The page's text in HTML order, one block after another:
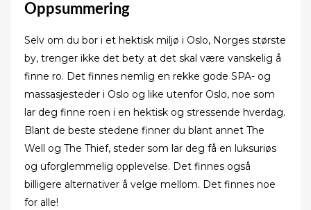
Oppsummering
Selv om du bor i et hektisk miljø i Oslo, Norges største
by, trenger ikke det bety at det skal være vanskelig å
finne ro. Det finnes nemlig en rekke gode SPA- og
massasjesteder i Oslo og like utenfor Oslo, noe som
lar deg finne roen i en hektisk og stressende hverdag.
Blant de beste stedene finner du blant annet The
Well og The Thief, steder som lar deg få en luksuriøs
og uforglemmelig opplevelse. Det finnes også
billigere alternativer å velge mellom. Det finnes noe
for alle!